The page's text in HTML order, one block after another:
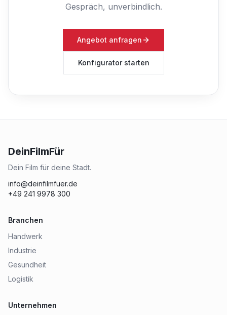
Gespräch, unverbindlich.
Angebot anfragen
Konfigurator starten
DeinFilmFür
Dein Film für deine Stadt.
info@deinfilmfuer.de
+49 241 9978 300
Branchen
Handwerk
Industrie
Gesundheit
Logistik
Unternehmen